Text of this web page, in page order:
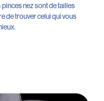
nez sont de tailles
de trouver celui qui vous